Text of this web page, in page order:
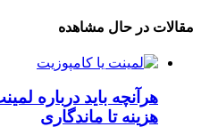
مقالات در حال مشاهده
هرآنچه باید درباره
هزینه تا ماندگاری